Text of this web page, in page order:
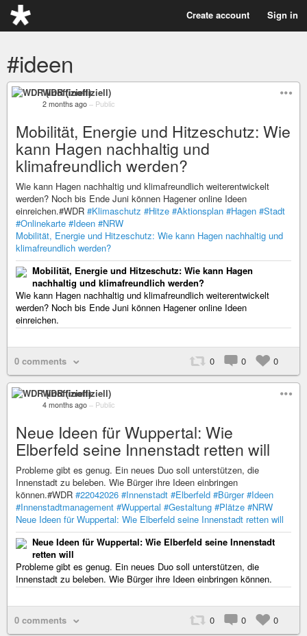
Create account Sign in
#ideen
WDR (inoffiziell)
2 months ago – Public
Mobilität, Energie und Hitzeschutz: Wie
kann Hagen nachhaltig und
klimafreundlich werden?
Wie kann Hagen nachhaltig und klimafreundlich weiterentwickelt
werden? Noch bis Ende Juni können Hagener online Ideen
einreichen.#WDR #Klimaschutz #Hitze #Aktionsplan #Hagen #Stadt
#Onlinekarte #Ideen #NRW
Mobilität, Energie und Hitzeschutz: Wie kann Hagen nachhaltig und
klimafreundlich werden?
Mobilität, Energie und Hitzeschutz: Wie kann Hagen
nachhaltig und klimafreundlich werden?
Wie kann Hagen nachhaltig und klimafreundlich weiterentwickelt
werden? Noch bis Ende Juni können Hagener online Ideen
einreichen.
0 comments 0 0 0
WDR (inoffiziell)
4 months ago – Public
Neue Ideen für Wuppertal: Wie
Elberfeld seine Innenstadt retten will
Probleme gibt es genug. Ein neues Duo soll unterstützen, die
Innenstadt zu beleben. Wie Bürger ihre Ideen einbringen
können.#WDR #22042026 #Innenstadt #Elberfeld #Bürger #Ideen
#Innenstadtmanagement #Wuppertal #Gestaltung #Plätze #NRW
Neue Ideen für Wuppertal: Wie Elberfeld seine Innenstadt retten will
Neue Ideen für Wuppertal: Wie Elberfeld seine Innenstadt
retten will
Probleme gibt es genug. Ein neues Duo soll unterstützen, die
Innenstadt zu beleben. Wie Bürger ihre Ideen einbringen können.
0 comments 0 0 0